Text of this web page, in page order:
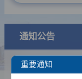
通知公告
印尼独立日放假通知
重要通知